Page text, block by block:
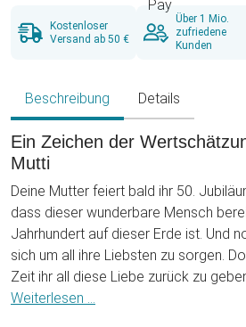
Kostenloser
Versand ab 50 €
Über 1 Mio.
zufriedene
Kunden
Beschreibung Details
Ein Zeichen der
Mutti
Deine Mutter feiert bald ihr 50.
dass dieser wunderbare Mensch
Jahrhundert auf dieser Erde ist. Und
sich um all ihre Liebsten zu sorgen.
Zeit ihr all diese Liebe zurück zu
aufrichtiger Wertschätzung. Du suchst
Weiterlesen ...